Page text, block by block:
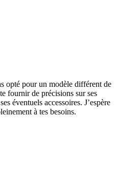
opté pour un modèle différent de
fournir de précisions sur ses
éventuels accessoires. J’espère
à tes besoins.